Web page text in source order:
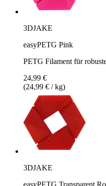
3DJAKE
easyPETG Pink
PETG Filament für
24,99 €
(24,99 € / kg)
3DJAKE
easyPETG Transparent